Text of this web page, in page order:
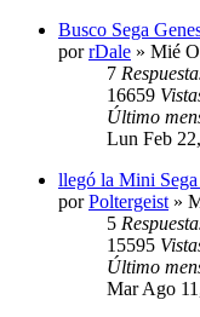
Busco Sega
porrDale » Mié
7
16659
Último
Lun Feb
llegó la Mini Sega
porPoltergeist »
5
15595
Último
Mar Ago